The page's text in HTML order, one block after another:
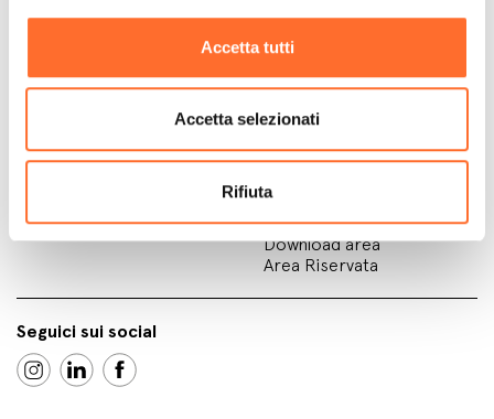
Accetta tutti
Accetta selezionati
Rifiuta
Stufe a pellet ventilate
Inserti a pellet per camino
Cucine a legna
Domande Frequenti
pellet: guida completa per
un’installazione sicura ed
efficiente
Conto Termico
Assistenza
Contatti
Lavora con noi
Download area
Area Riservata
Seguici sui social